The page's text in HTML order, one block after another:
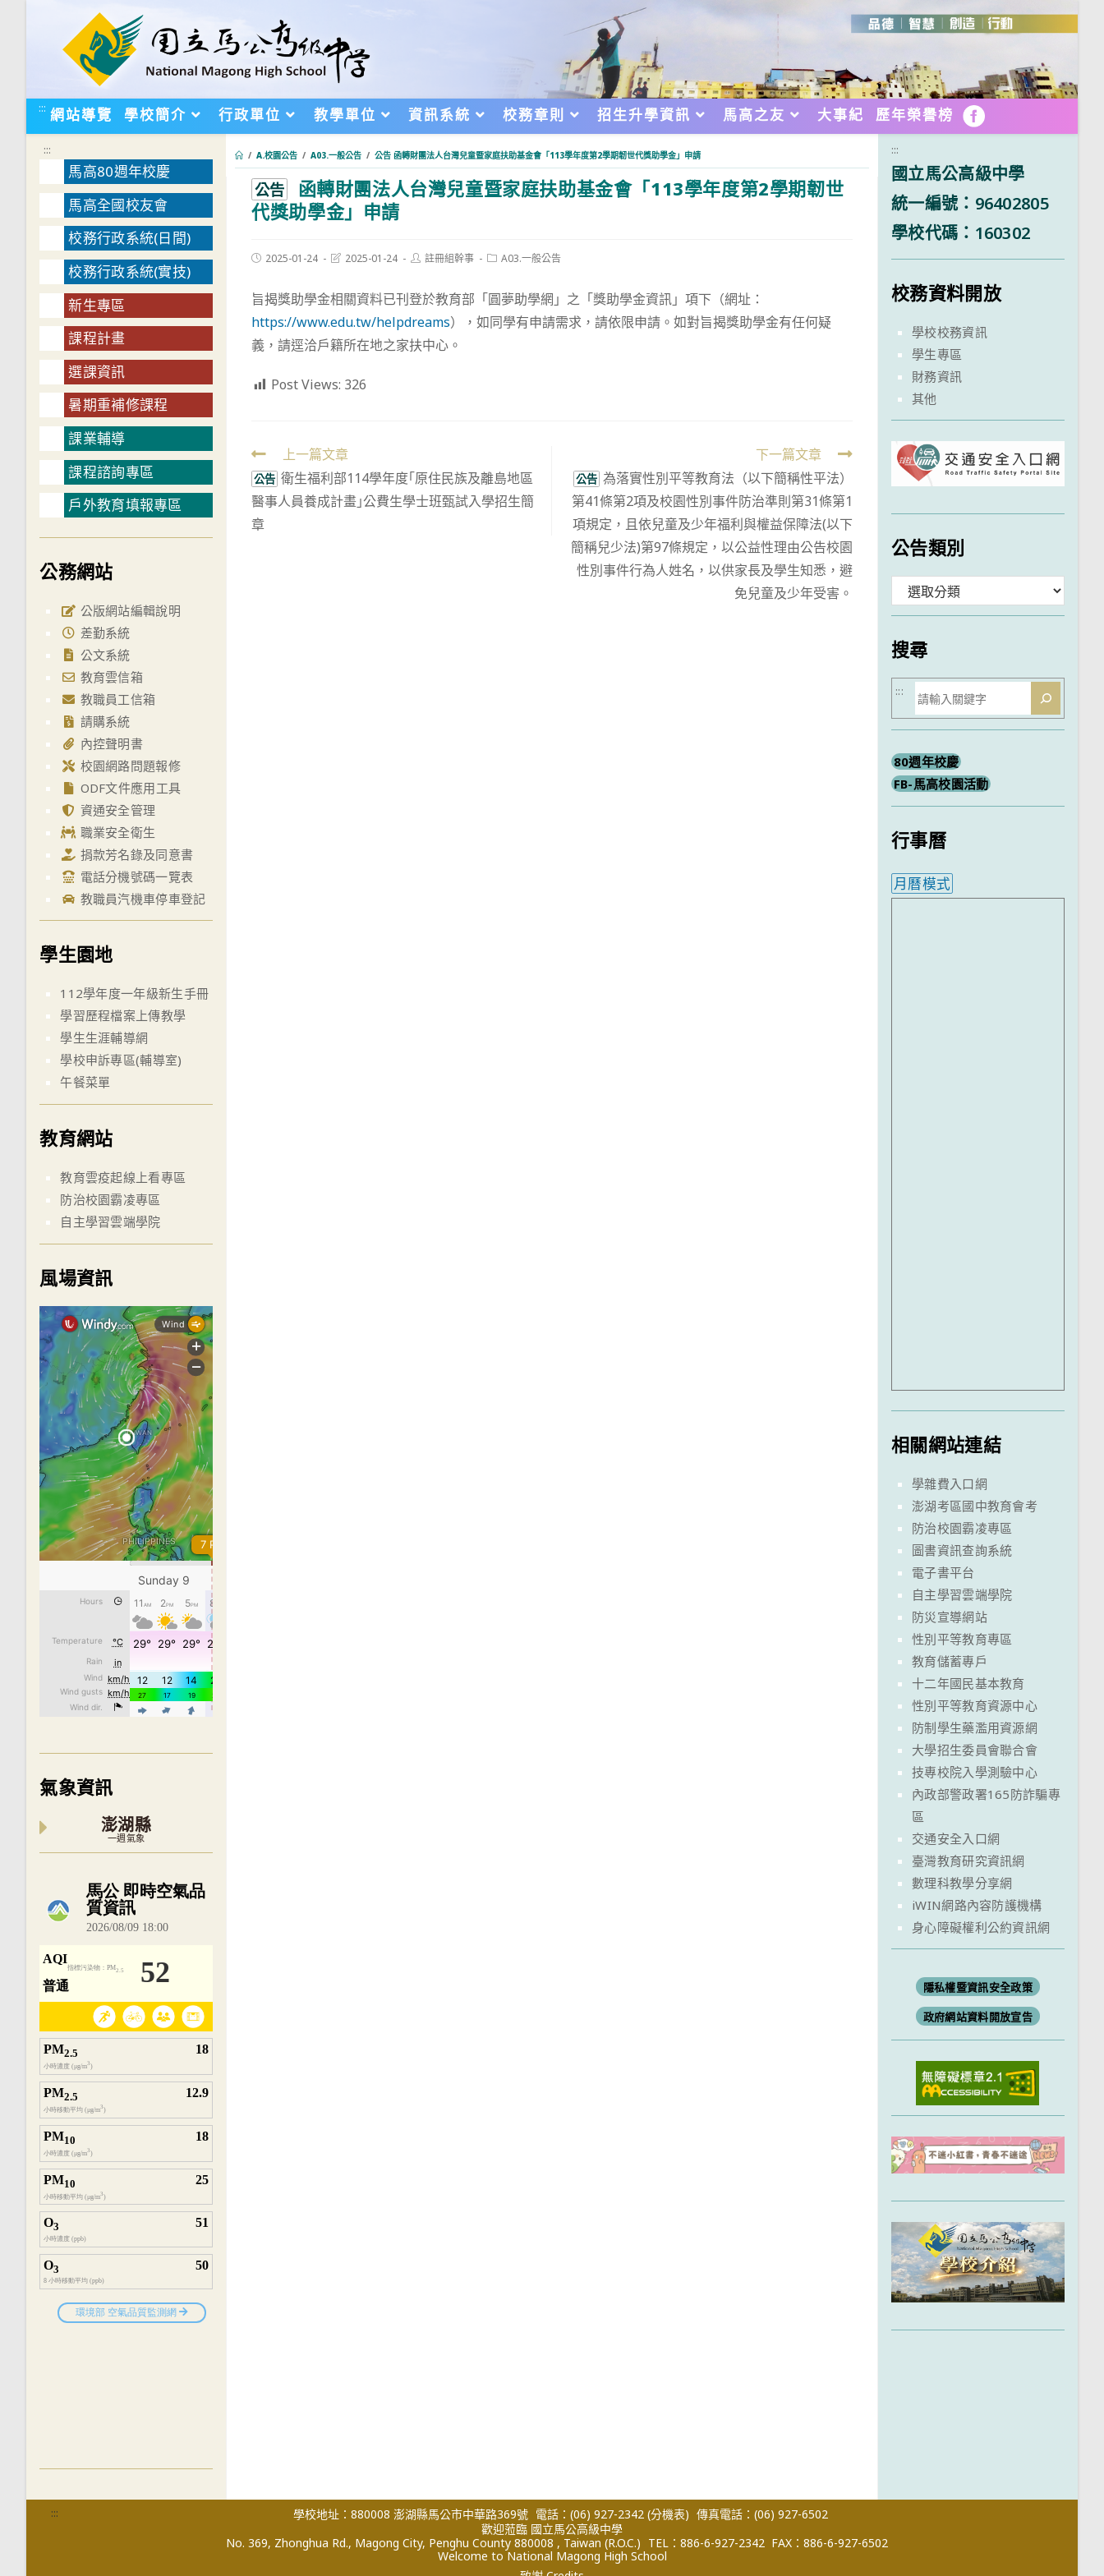
::: 網站導覽 學校簡介 行政單位 教學單位 資訊系統 校務章則 招生升學資訊 馬高之友 大事紀 歷年榮譽榜 FB
/ A.校園公告 / A03.一般公告 / 公告 函轉財團法人台灣兒童暨家庭扶助基金會「113學年度第2學期韌世代獎助學金」申請
公告
函轉財團法人台灣兒童暨家庭扶助基金會「113學年度第2學期韌世
代獎助學金」申請
Post2025-01-24
Post2025-01-24
Post註冊組幹事
PostA03.一般公告
旨揭獎助學金相關資料已刊登於教育部「圓夢助學網」之「獎助學金資訊」項下（網址：
https://www.edu.tw/helpdreams），如同學有申請需求，請依限申請。如對旨揭獎助學金有任何疑
義，請逕洽戶籍所在地之家扶中心。
Post Views: 326
Read
more
articles
上一篇文章
公告 衛生福利部114學年度｢原住民族及離島地區
醫事人員養成計畫｣公費生學士班甄試入學招生簡
章
下一篇文章
公告 為落實性別平等教育法（以下簡稱性平法）
第41條第2項及校園性別事件防治準則第31條第1
項規定，且依兒童及少年福利與權益保障法(以下
簡稱兒少法)第97條規定，以公益性理由公告校園
性別事件行為人姓名，以供家長及學生知悉，避
免兒童及少年受害。
:::
馬高80週年校慶
馬高全國校友會
校務行政系統(日間)
校務行政系統(實技)
新生專區
課程計畫
選課資訊
暑期重補修課程
課業輔導
課程諮詢專區
戶外教育填報專區
公務網站
公版網站編輯說明
差勤系統
公文系統
教育雲信箱
教職員工信箱
請購系統
內控聲明書
校園網路問題報修
ODF文件應用工具
資通安全管理
職業安全衛生
捐款芳名錄及同意書
電話分機號碼一覽表
教職員汽機車停車登記
學生園地
112學年度一年級新生手冊
學習歷程檔案上傳教學
學生生涯輔導網
學校申訴專區(輔導室)
午餐菜單
教育網站
教育雲疫起線上看專區
防治校園霸凌專區
自主學習雲端學院
風場資訊
氣象資訊
澎湖縣
一週氣象
內嵌空氣品質小工具為視覺預覽，完整即時空氣品質資料請開啟
:::
國立馬公高級中學
統一編號：96402805
學校代碼：160302
校務資料開放
學校校務資訊
學生專區
財務資訊
其他
公告類別
類
搜尋
搜
尋
:::
80週年校慶
FB-馬高校園活動
行事曆
月曆模式
相關網站連結
學雜費入口網
澎湖考區國中教育會考
防治校園霸凌專區
圖書資訊查詢系統
電子書平台
自主學習雲端學院
防災宣導網站
性別平等教育專區
教育儲蓄專戶
十二年國民基本教育
性別平等教育資源中心
防制學生藥濫用資源網
大學招生委員會聯合會
技專校院入學測驗中心
內政部警政署165防詐騙專
區
交通安全入口網
臺灣教育研究資訊網
數理科教學分享網
iWIN網路內容防護機構
身心障礙權利公約資訊網
隱私權暨資訊安全政策
政府網站資料開放宣告
::: 學校地址：880008 澎湖縣馬公市中華路369號 電話：(06) 927-2342 (分機表) 傳真電話：(06) 927-6502
歡迎蒞臨 國立馬公高級中學
No. 369, Zhonghua Rd., Magong City, Penghu County 880008 , Taiwan (R.O.C.) TEL：886-6-927-2342 FAX：886-6-927-6502
Welcome to National Magong High School